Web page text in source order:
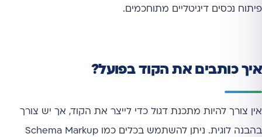
פיתוח נכסים דיגיטליים מתוחכמים.
איך כותבים את הקוד בפועל?
אין צורך להיות מתכנת דגול כדי לייצר את הקוד, אך יש צורך
בהבנה לוגית. ניתן להשתמש בכלים כמו Schema Markup